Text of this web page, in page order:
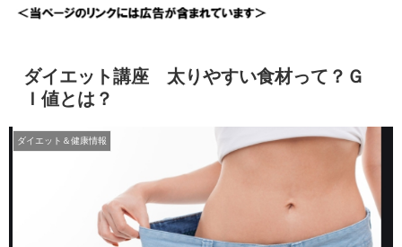
ダイエット講座 太りやすい食材って？Ｇ
Ｉ値とは？
ダイエット＆健康情報